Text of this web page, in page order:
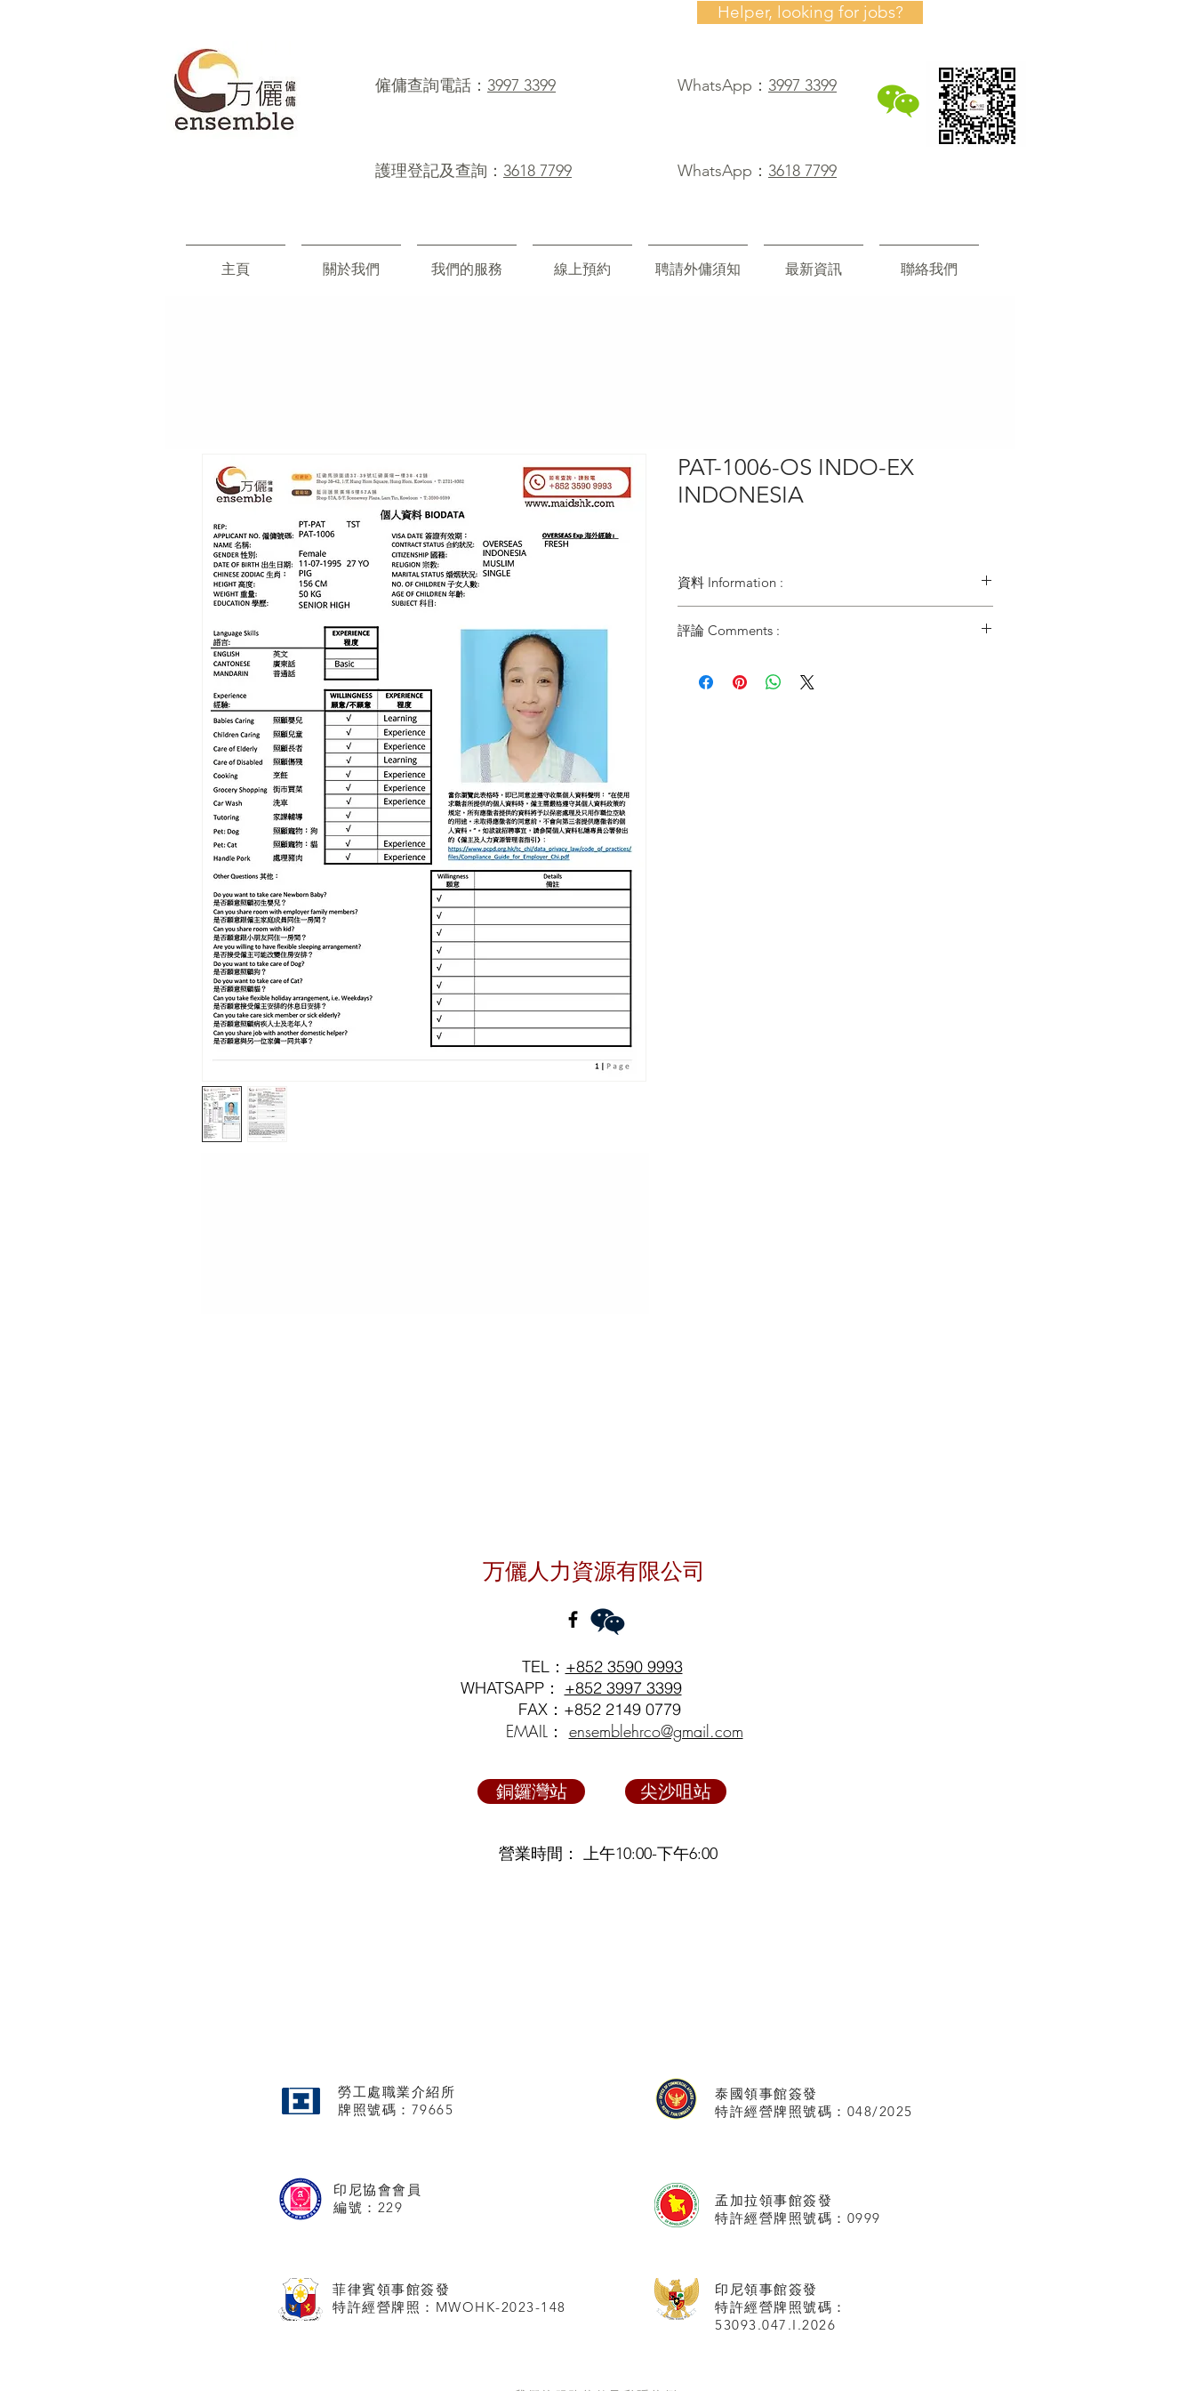
​僱傭查詢電話： 3997 3399
Helper, looking for jobs?
WhatsApp： 3997 3399
護理登記及查詢： 3618 7799 WhatsApp： 3618 7799
主頁 關於我們 我們的服務 線上預約 聘請外傭須知 最新資訊 聯絡我們
PAT-1006-OS INDO-EX
INDONESIA
資料 Information :
DOMESTIC HELPER
Chinese Zodiac 生肖 :
評論 Comments :
万儷人力資源有限公司
TEL： +852 3590 9993
WHATSAPP： +852 3997 3399
FAX：+852 2149 0779
EMAIL： ensemblehrco@gmail.com
銅鑼灣站 尖沙咀站
營業時間： 上午10:00-下午6:00
勞工處職業介紹所
牌照號碼：79665
印尼協會會員
​編號：229
菲律賓領事館簽發
特許經營牌照：MWOHK-2023-148
印尼領事館簽發
特許經營牌照號碼：
53093.047.I.2026
孟加拉領事館簽發
特許經營牌照號碼：0999
泰國領事館簽發
特許經營牌照號碼：048/2025